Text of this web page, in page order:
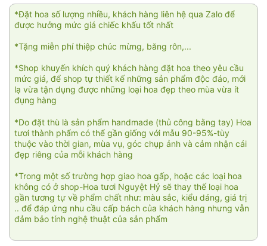
*Đặt hoa số lượng nhiều, khách hàng liên hệ qua Zalo để
được hưởng mức giá chiếc khấu tốt nhất
*Tặng miễn phí thiệp chúc mừng, băng rôn,...
*Shop khuyến khích quý khách hàng đặt hoa theo yêu cầu
mức giá, để shop tự thiết kế những sản phẩm độc đáo, mới
lạ vừa tận dụng được những loại hoa đẹp theo mùa vừa ít
đụng hàng
*Do đặt thù là sản phẩm handmade (thủ công bằng tay) Hoa
tươi thành phẩm có thể gần giống với mẫu 90-95%-tùy
thuộc vào thời gian, mùa vụ, góc chụp ảnh và cảm nhận cái
đẹp riêng của mỗi khách hàng
*Trong một số trường hợp giao hoa gấp, hoặc các loại hoa
không có ở shop-Hoa tươi Nguyệt Hỷ sẽ thay thế loại hoa
gần tương tự về phẩm chất như: màu sắc, kiểu dáng, giá trị
.. để đáp ứng nhu cầu cấp bách của khách hàng nhưng vẫn
đảm bảo tính nghệ thuật của sản phẩm